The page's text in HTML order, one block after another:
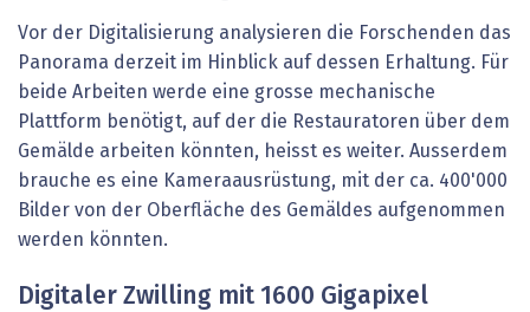
Vor der Digitalisierung analysieren die Forschenden das
Panorama derzeit im Hinblick auf dessen Erhaltung. Für
beide Arbeiten werde eine grosse mechanische
Plattform benötigt, auf der die Restauratoren über dem
Gemälde arbeiten könnten, heisst es weiter. Ausserdem
brauche es eine Kameraausrüstung, mit der ca. 400'000
Bilder von der Oberfläche des Gemäldes aufgenommen
werden könnten.
Digitaler Zwilling mit 1600 Gigapixel